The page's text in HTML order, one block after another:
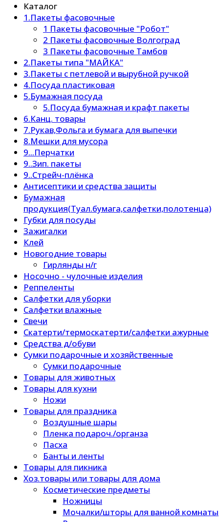
Каталог
1.Пакеты фасовочные
1 Пакеты фасовочные "Робот"
2 Пакеты фасовочные Волгоград
3 Пакеты фасовочные Тамбов
2.Пакеты типа "МАЙКА"
3.Пакеты с петлевой и вырубной ручкой
4.Посуда пластиковая
5.Бумажная посуда
5.Посуда бумажная и крафт пакеты
6.Канц. товары
7.Рукав,Фольга и бумага для выпечки
8.Мешки для мусора
9...Перчатки
9..Зип. пакеты
9..Стрейч-плёнка
Антисептики и средства защиты
Бумажная
продукция(Туал.бумага,салфетки,полотенца)
Губки для посуды
Зажигалки
Клей
Новогодние товары
Гирлянды н/г
Носочно - чулочные изделия
Реппеленты
Салфетки для уборки
Салфетки влажные
Свечи
Скатерти/термоскатерти/салфетки ажурные
Средства д/обуви
Сумки подарочные и хозяйственные
Сумки подарочные
Товары для животных
Товары для кухни
Ножи
Товары для праздника
Воздушные шары
Пленка подароч./органза
Пасха
Банты и ленты
Товары для пикника
Хоз.товары или товары для дома
Косметические предметы
Ножницы
Мочалки/шторы для ванной комнаты